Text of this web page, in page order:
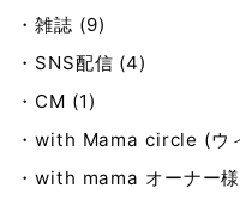
・雑誌 (9)
・SNS配信 (4)
・CM (1)
・with Mama circle (ウ
・with mama オーナー